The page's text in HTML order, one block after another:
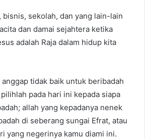
bisnis, sekolah, dan yang lain-lain
dan damai sejahtera ketika
adalah Raja dalam hidup kita
tidak baik untuk beribadah
pada hari ini kepada siapa
allah yang kepadanya nenek
di seberang sungai Efrat, atau
yang negerinya kamu diami ini.